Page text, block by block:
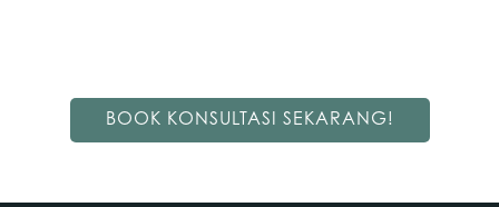
BOOK KONSULTASI SEKARANG!